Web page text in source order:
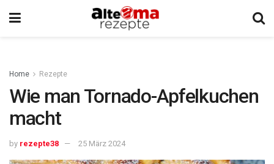
Home Rezepte
Wie man Tornado-Apfelkuchen
macht
by rezepte38 25 März 2024